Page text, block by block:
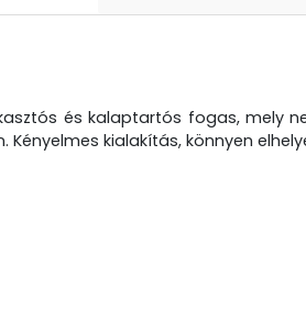
és kalaptartós fogas, mely
kialakítás, könnyen